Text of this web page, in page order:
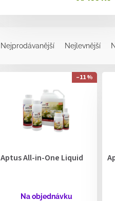
Nejprodávanější Nejlevnější
–11 %
Aptus All-in-One Liquid
Na objednávku